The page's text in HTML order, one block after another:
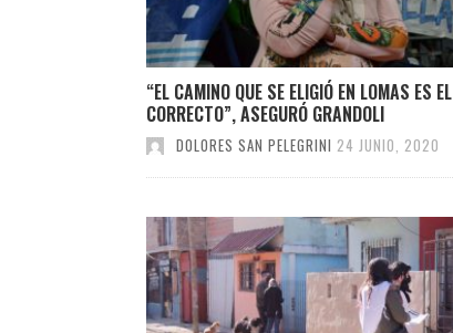
“EL CAMINO QUE SE ELIGIÓ EN LOMAS ES EL
CORRECTO”, ASEGURÓ GRANDOLI
DOLORES SAN PELEGRINI 24 JUNIO, 2020